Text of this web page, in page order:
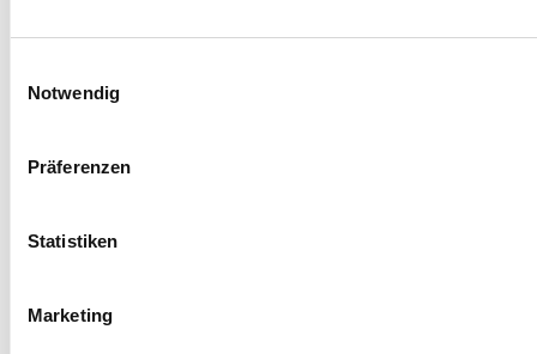
Notwendig
Präferenzen
Statistiken
Marketing
selbst zur Ungerechtigkeit führen?
Swap! Bei einem interaktiven Bodenspiel erhalten alle
Rolle zu schlüpfen, Diskriminierung aus ungewohnten